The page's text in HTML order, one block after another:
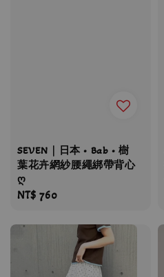
SEVEN｜日本 • Bab • 樹
葉花卉網紗腰繩綁帶背心
ღ
Regular
NT$ 760